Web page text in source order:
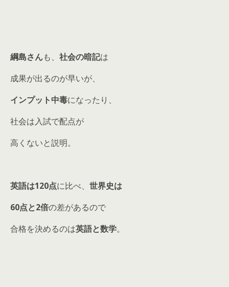
綱島さんも、 社会の暗記は
成果が出るのが早いが、
インプット中毒になったり、
社会は入試で配点が
高くないと説明。
英語は120点に比べ、 世界史は
60点と2倍の差があるので
合格を決めるのは英語と数学。